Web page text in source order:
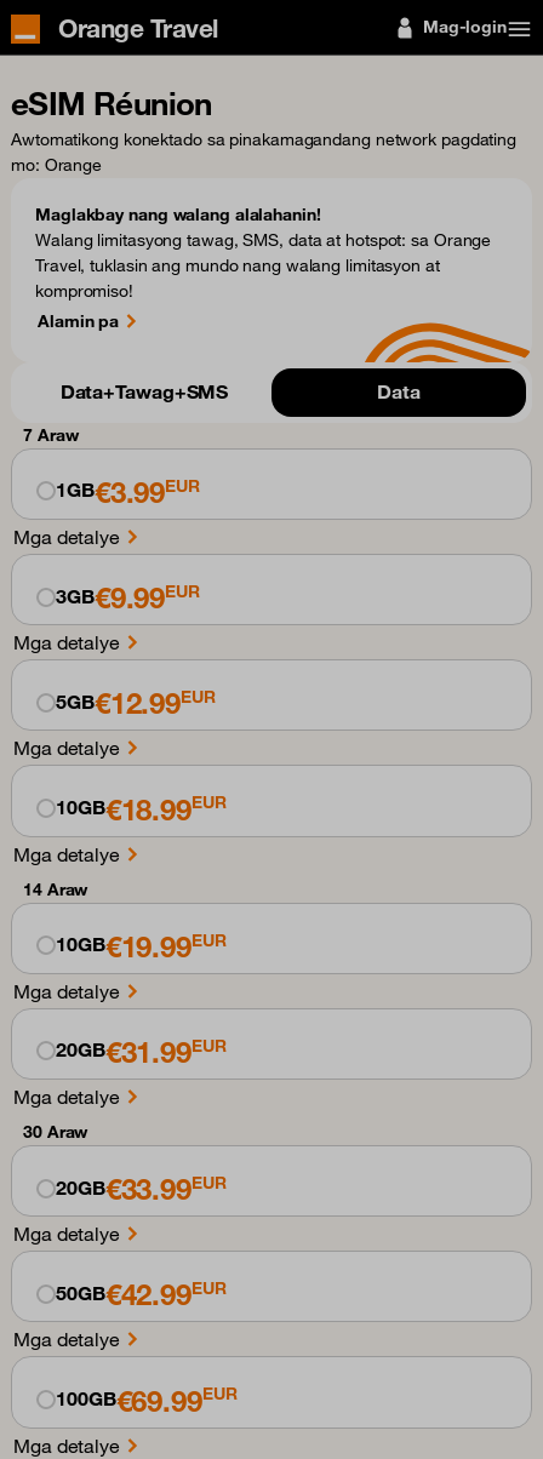
Orange Travel Mag-login
eSIM Réunion
Awtomatikong konektado sa pinakamagandang network pagdating
mo: Orange
Maglakbay nang walang alalahanin!
Walang limitasyong tawag, SMS, data at hotspot: sa Orange
Travel, tuklasin ang mundo nang walang limitasyon at
kompromiso!
Alamin pa
Data+Tawag+SMS Data
7 Araw
1GB€3.99EUR
Mga detalye
3GB€9.99EUR
Mga detalye
5GB€12.99EUR
Mga detalye
10GB€18.99EUR
Mga detalye
14 Araw
10GB€19.99EUR
Mga detalye
20GB€31.99EUR
Mga detalye
30 Araw
20GB€33.99EUR
Mga detalye
50GB€42.99EUR
Mga detalye
100GB€69.99EUR
Mga detalye